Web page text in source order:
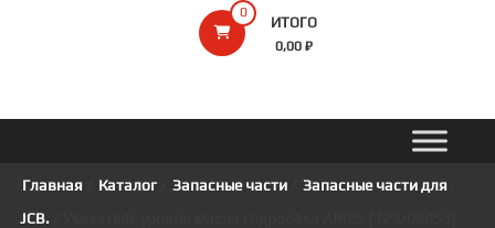
0
ИТОГО
0,00 ₽
Главная Каталог/ Запасные части/
Запасные части для
JCB./ Указатель уровня масла гидробака ARIES [123/08053]